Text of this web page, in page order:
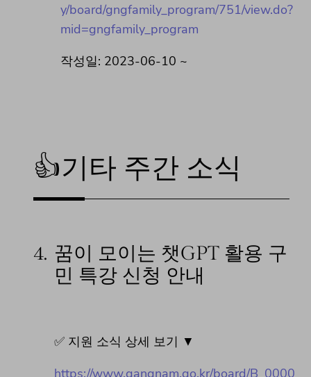
y/board/gngfamily_program/751/view.do?
mid=gngfamily_program
작성일: 2023-06-10 ~
👍기타 주간 소식
4. 꿈이 모이는 챗GPT 활용 구
민 특강 신청 안내
✅ 지원 소식 상세 보기 ▼
https://www.gangnam.go.kr/board/B_0000